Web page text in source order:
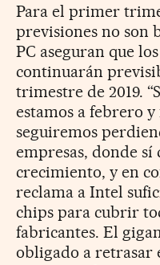
Para el primer
previsiones no son
PC aseguran que
continuarán
trimestre de 2019.
estamos a febrero
seguiremos
empresas, donde
crecimiento, y en
reclama a Intel
chips para cubrir
fabricantes. El
obligado a retrasar